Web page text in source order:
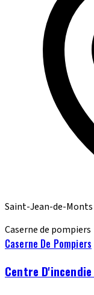
Saint-Jean-de-Monts
Caserne de pompiers
Caserne De Pompiers
Centre